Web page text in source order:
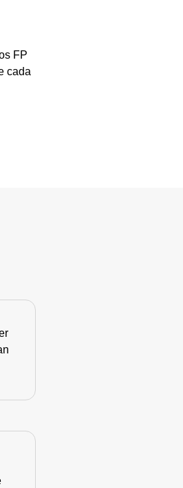
FP
cada